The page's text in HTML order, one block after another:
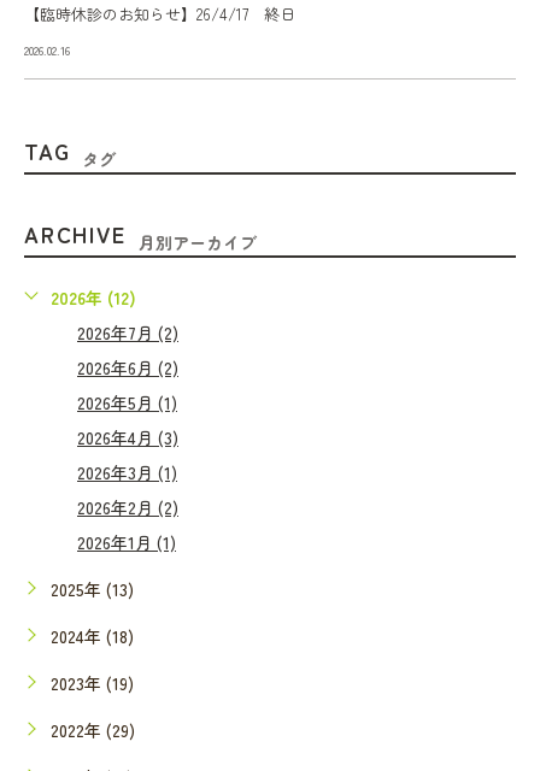
【臨時休診のお知らせ】26/4/17 終日
2026.02.16
TAG タグ
ARCHIVE 月別アーカイブ
2026年 (12)
2026年7月 (2)
2026年6月 (2)
2026年5月 (1)
2026年4月 (3)
2026年3月 (1)
2026年2月 (2)
2026年1月 (1)
2025年 (13)
2024年 (18)
2023年 (19)
2022年 (29)